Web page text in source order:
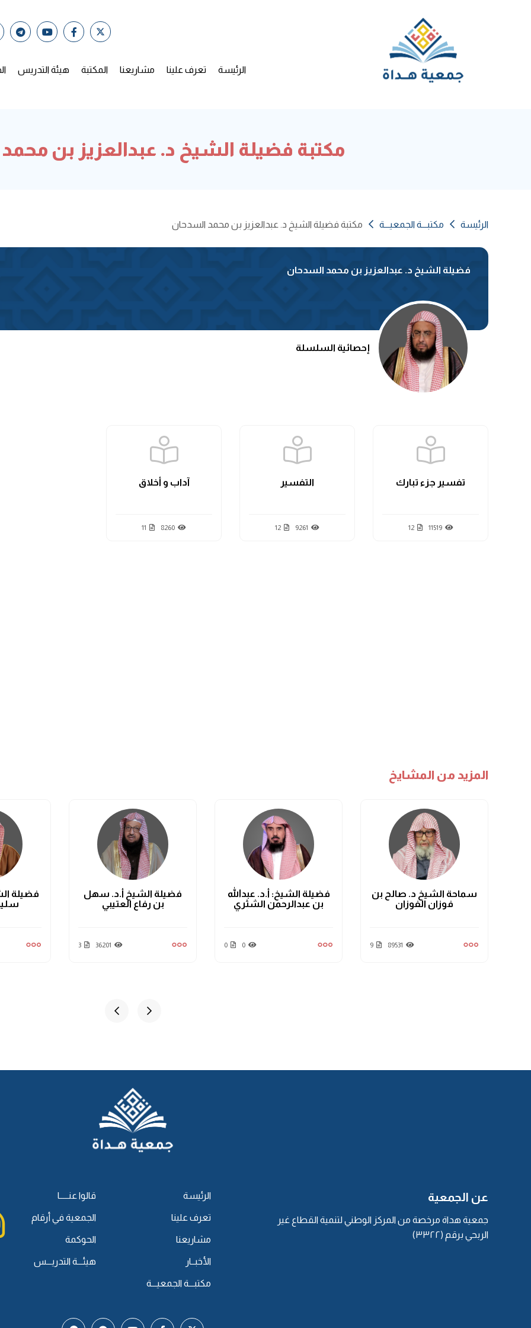
الرئيسة تعرف علينا مشاريعنا المكتبة هيئة التدريس
مكتبة فضيلة الشيخ د. عبدالعزيز بن
الرئيسة مكتبـــة الجمعيـــة مكتبة فضيلة الشيخ د. عبدالعزيز بن محمد السدحان
فضيلة الشيخ د. عبدالعزيز بن محمد السدحان
إحصائية السلسلة
تفسير جزء تبارك
11519
12
التفسير
9261
12
آداب و أخلاق
8260
11
المزيد من المشايخ
سماحة الشيخ د. صالح بن
فوزان الفوزان
89531
9
فضيلة الشيخ: أ.د. عبدالله
بن عبدالرحمن الشثري
0
0
فضيلة الشيخ أ.د. سهل
بن رفاع العتيبي
36201
3
فضيلة
عن الجمعية
جمعية هداة مرخصة من المركز الوطني لتنمية القطاع غير
الربحي برقم (٣٣٢٢)
الرئيسة
تعرف علينا
مشاريعنا
الأخبــار
مكتبـــة الجمعيـــة
قالوا عنـــــا
الجمعية في أرقام
الحوكمة
هيئـــة التدريـــس